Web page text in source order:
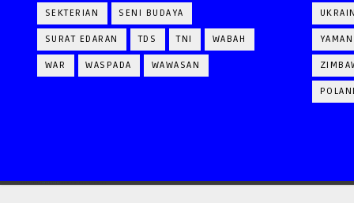
SEKTERIAN SENI BUDAYA
SURAT EDARAN TDS TNI WABAH
WAR WASPADA WAWASAN
YAMAN